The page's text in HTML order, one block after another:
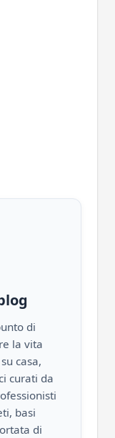
di
la vita
casa,
curati da
basi
di